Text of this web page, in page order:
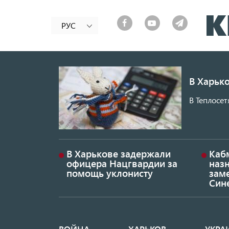
РУС
В
В
В Харькове задержали
офицера Нацгвардии за
помощь уклонисту